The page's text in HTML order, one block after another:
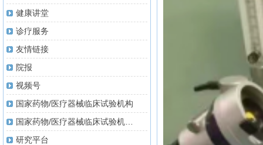
健康讲堂
诊疗服务
友情链接
院报
视频号
国家药物/医疗器械临床试验机构
研究平台